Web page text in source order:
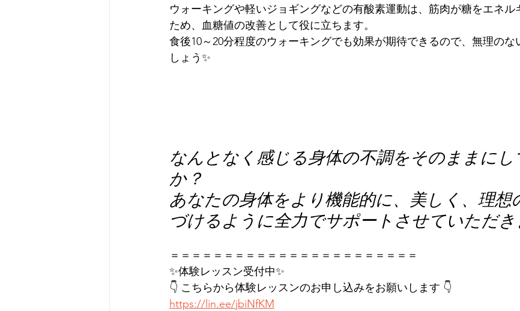
ウォーキングや軽いジョギングなどの有酸素運動は、筋肉が糖をエネル
ため、血糖値の改善として役に立ちます。
食後10～20分程度のウォーキングでも効果が期待できるので、無理のな
しょう✨
なんとなく感じる身体の不調をそのままに
か？
あなたの身体をより機能的に、美しく、理想
づけるように全力でサポートさせていただき
＝＝＝＝＝＝＝＝＝＝＝＝＝＝＝＝＝＝＝＝＝＝＝
✨体験レッスン受付中✨
👇 こちらから体験レッスンのお申し込みをお願いします 👇
https://lin.ee/jbiNfKM